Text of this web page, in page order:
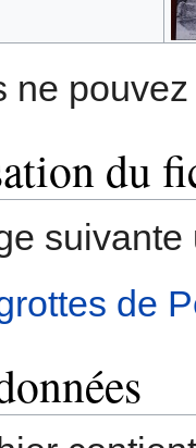
ne
du
de